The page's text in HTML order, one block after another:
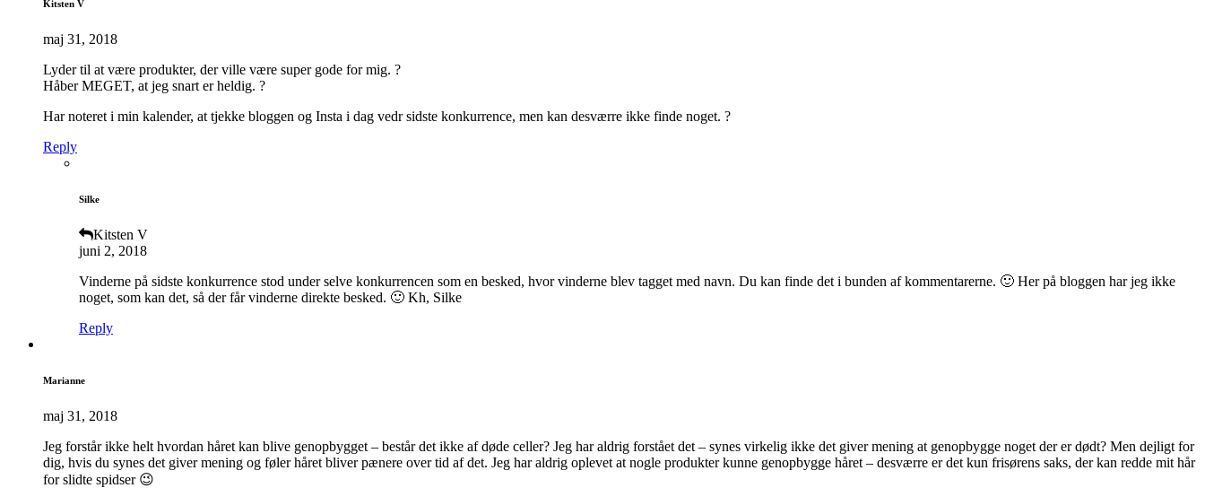
Kitsten V
maj 31, 2018
Lyder til at være produkter, der ville være super gode for mig. ?
Håber MEGET, at jeg snart er heldig. ?
Har noteret i min kalender, at tjekke bloggen og Insta i dag vedr sidste konkurrence, men kan desværre ikke finde noget. ?
Reply
Silke
Kitsten V
juni 2, 2018
Vinderne på sidste konkurrence stod under selve konkurrencen som en besked, hvor vinderne blev tagget med navn. Du kan finde det i bunden af kommentarerne. 🙂 Her på bloggen har jeg ikke
noget, som kan det, så der får vinderne direkte besked. 🙂 Kh, Silke
Reply
Marianne
maj 31, 2018
Jeg forstår ikke helt hvordan håret kan blive genopbygget – består det ikke af døde celler? Jeg har aldrig forstået det – synes virkelig ikke det giver mening at genopbygge noget der er dødt? Men dejligt for
dig, hvis du synes det giver mening og føler håret bliver pænere over tid af det. Jeg har aldrig oplevet at nogle produkter kunne genopbygge håret – desværre er det kun frisørens saks, der kan redde mit hår
for slidte spidser 😉